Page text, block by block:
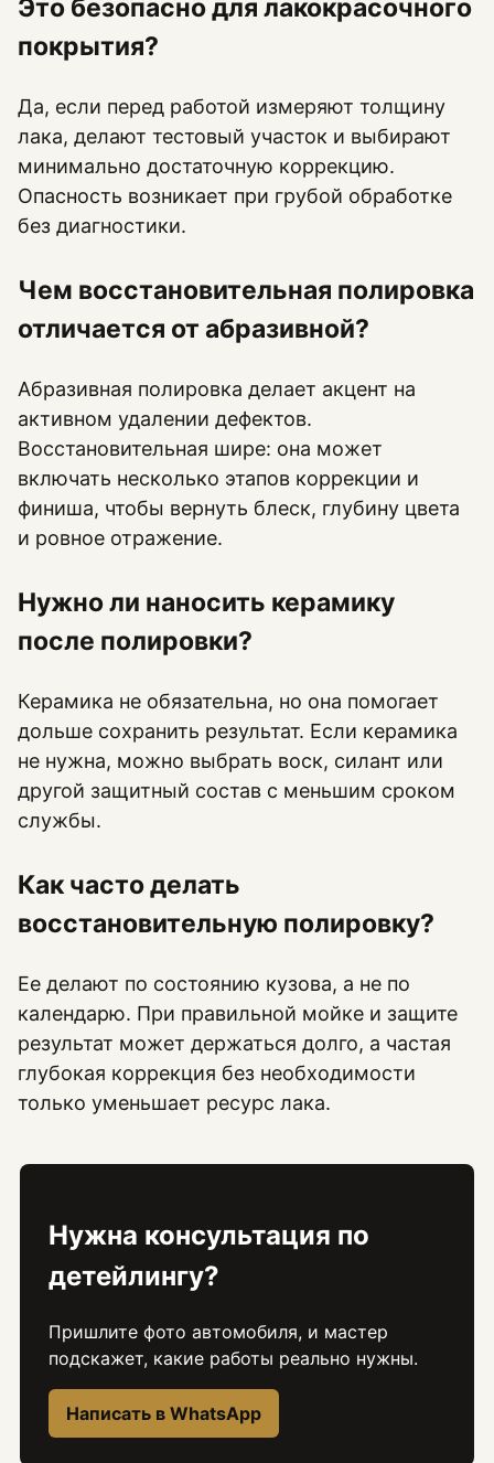
Это безопасно для лакокрасочного
покрытия?
Да, если перед работой измеряют толщину
лака, делают тестовый участок и выбирают
минимально достаточную коррекцию.
Опасность возникает при грубой обработке
без диагностики.
Чем восстановительная полировка
отличается от абразивной?
Абразивная полировка делает акцент на
активном удалении дефектов.
Восстановительная шире: она может
включать несколько этапов коррекции и
финиша, чтобы вернуть блеск, глубину цвета
и ровное отражение.
Нужно ли наносить керамику
после полировки?
Керамика не обязательна, но она помогает
дольше сохранить результат. Если керамика
не нужна, можно выбрать воск, силант или
другой защитный состав с меньшим сроком
службы.
Как часто делать
восстановительную полировку?
Ее делают по состоянию кузова, а не по
календарю. При правильной мойке и защите
результат может держаться долго, а частая
глубокая коррекция без необходимости
только уменьшает ресурс лака.
Нужна консультация по
детейлингу?
Пришлите фото автомобиля, и мастер
подскажет, какие работы реально нужны.
Написать в WhatsApp